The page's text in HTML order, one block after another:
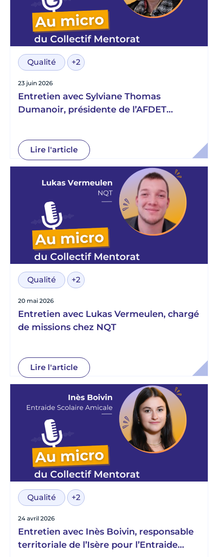
Qualité +2
23 juin 2026
Entretien avec Sylviane Thomas
Dumanoir, présidente de l’AFDET
Lire l'article
Qualité +2
20 mai 2026
Entretien avec Lukas Vermeulen, chargé
de missions chez NQT
Lire l'article
Qualité +2
24 avril 2026
Entretien avec Inès Boivin, responsable
territoriale de l’Isère pour l’Entraide